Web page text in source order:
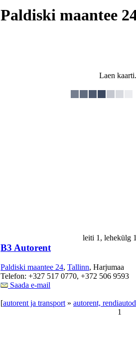
Paldiski maantee
Laen
leiti 1,
B3 Autorent
Paldiski maantee 24, Tallinn, Harjumaa
Telefon: +327 517 0770, +372 506 9593
Saada e-mail
[autorent ja transport » autorent, rendiautod
1